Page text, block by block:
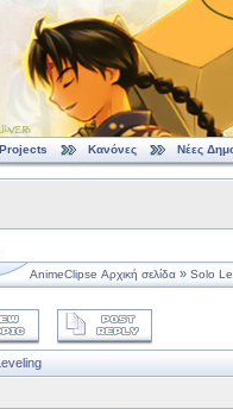
Projects Κανόνες Νέες
AnimeClipse Αρχική σελίδα » Solo